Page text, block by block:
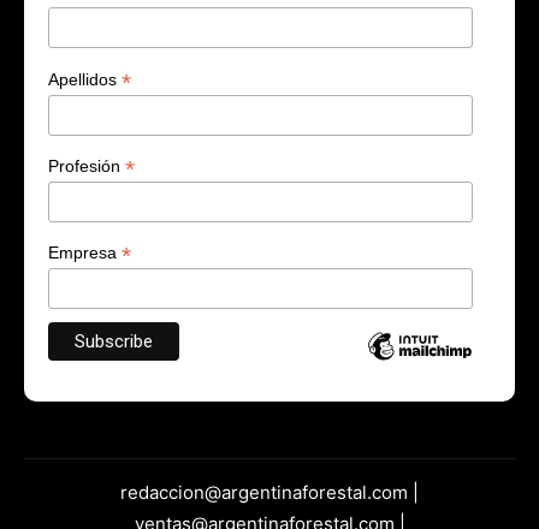
Apellidos *
Profesión *
Empresa *
redaccion@argentinaforestal.com |
ventas@argentinaforestal.com |